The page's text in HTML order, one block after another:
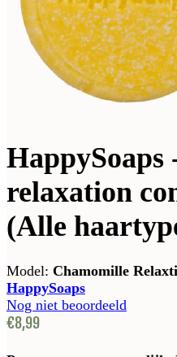
HappySoaps
relaxation
(Alle
Model: Chamomille
HappySoaps
Nog niet beoordeeld
€8,99